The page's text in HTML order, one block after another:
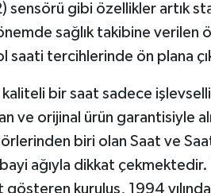
sensörü gibi özellikler artık
sağlık takibine verilen
saati tercihlerinde ön plana
kaliteli bir saat sadece
ve orijinal ürün garantisiyle
biri olan Saat ve
ağıyla dikkat çekmektedir.
kuruluş, 1994